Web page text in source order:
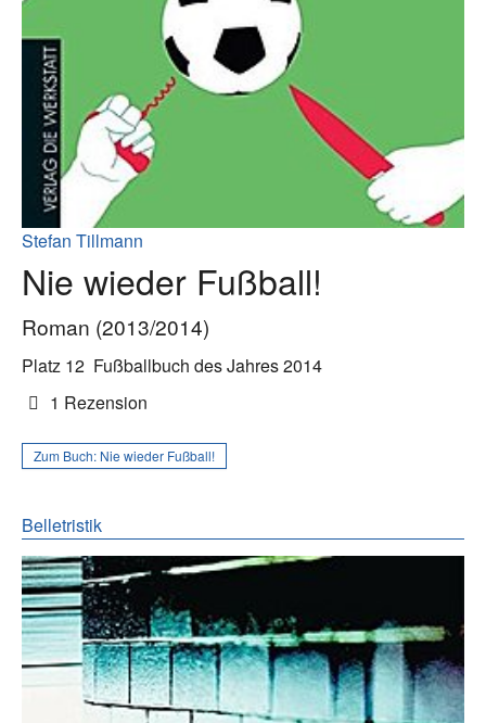
Stefan Tillmann
Nie wieder Fußball!
Roman (2013/2014)
Platz 12 Fußballbuch des Jahres 2014
1 Rezension
Zum Buch: Nie wieder Fußball!
Belletristik